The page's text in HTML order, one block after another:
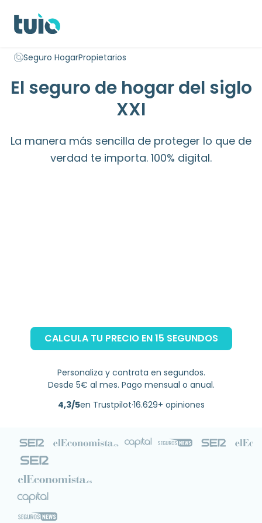
Seguro hogar propietariosSeguro hogar inquilinos
InicioSeguro HogarPropietarios
El seguro de hogar del siglo
XXI
La manera más sencilla de proteger lo que de
verdad te importa. 100% digital.
CALCULA TU PRECIO EN 15 SEGUNDOS
Personaliza y contrata en segundos.
Desde 5€ al mes. Pago mensual o anual.
4,3/5en Trustpilot·16.629+ opiniones